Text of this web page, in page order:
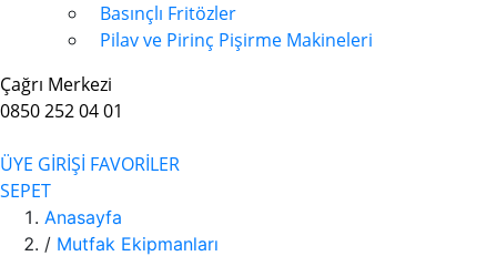
Basınçlı Fritözler
Pilav ve Pirinç Pişirme Makineleri
Çağrı Merkezi
0850 252 04 01
ÜYE GİRİŞİ FAVORİLER
SEPET
Anasayfa
/ Mutfak Ekipmanları